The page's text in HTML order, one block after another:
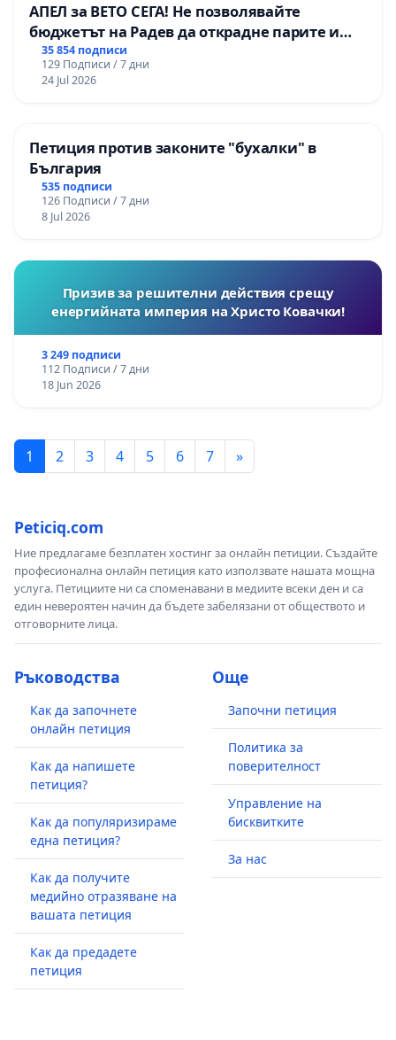
АПЕЛ за ВЕТО СЕГА! Не позволявайте
бюджетът на Радев да открадне парите и
правата ни в тъмното
35 854 подписи
129 Подписи / 7 дни
24 Jul 2026
Петиция против законите "бухалки" в
България
535 подписи
126 Подписи / 7 дни
8 Jul 2026
Призив за решителни действия срещу
енергийната империя на Христо Ковачки!
3 249 подписи
112 Подписи / 7 дни
18 Jun 2026
1 2 3 4 5 6 7 »
Peticiq.com
Ние предлагаме безплатен хостинг за онлайн петиции. Създайте
професионална онлайн петиция като използвате нашата мощна
услуга. Петициите ни са споменавани в медиите всеки ден и са
един невероятен начин да бъдете забелязани от обществото и
отговорните лица.
Ръководства
Как да започнете
онлайн петиция
Как да напишете
петиция?
Как да популяризираме
една петиция?
Как да получите
медийно отразяване на
вашата петиция
Как да предадете
петиция
Още
Започни петиция
Политика за
поверителност
Управление на
бисквитките
За нас